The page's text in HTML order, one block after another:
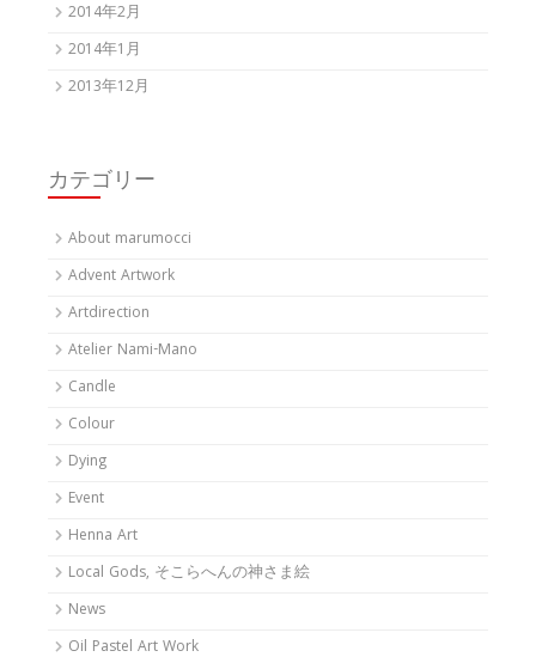
2014年2月
2014年1月
2013年12月
カテゴリー
About marumocci
Advent Artwork
Artdirection
Atelier Nami-Mano
Candle
Colour
Dying
Event
Henna Art
Local Gods, そこらへんの神さま絵
News
Oil Pastel Art Work